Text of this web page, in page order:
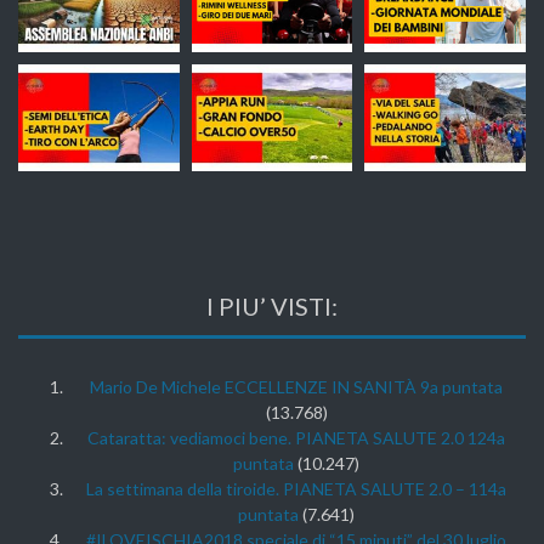
I PIU’ VISTI:
Mario De Michele ECCELLENZE IN SANITÀ 9a puntata
(13.768)
Cataratta: vediamoci bene. PIANETA SALUTE 2.0 124a
puntata (10.247)
La settimana della tiroide. PIANETA SALUTE 2.0 – 114a
puntata (7.641)